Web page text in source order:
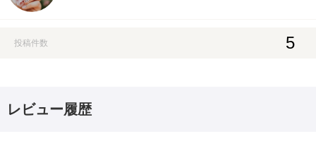
投稿件数 5
レビュー履歴